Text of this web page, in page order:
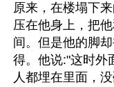
原来，在楼塌下
压在他身上，把
间。但是他的脚
得。他说:"这时外
人都埋在里面，